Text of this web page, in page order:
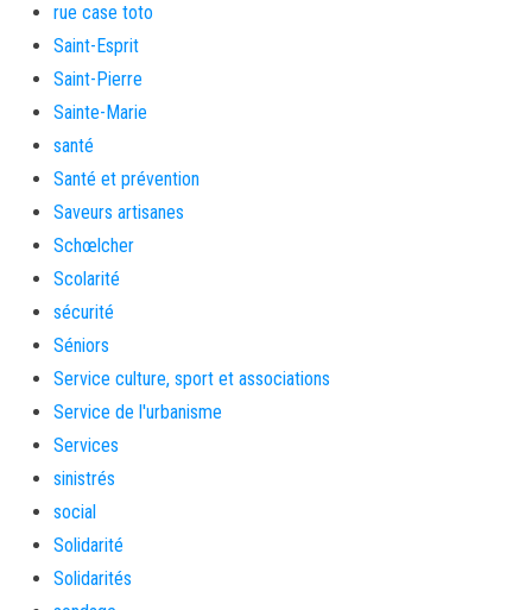
rue case toto
Saint-Esprit
Saint-Pierre
Sainte-Marie
santé
Santé et prévention
Saveurs artisanes
Schœlcher
Scolarité
sécurité
Séniors
Service culture, sport et associations
Service de l'urbanisme
Services
sinistrés
social
Solidarité
Solidarités